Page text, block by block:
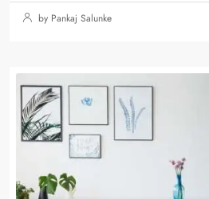
by Pankaj Salunke